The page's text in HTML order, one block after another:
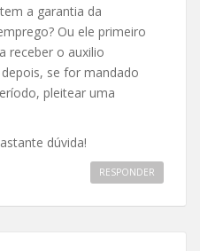
a garantia da
Ou ele primeiro
receber o auxilio
se for mandado
pleitear uma
dúvida!
RESPONDER